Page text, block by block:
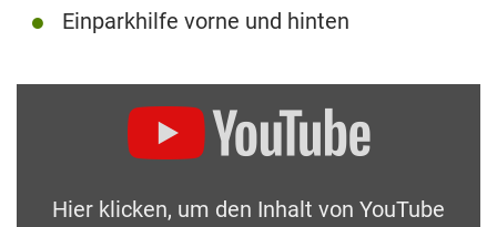
Einparkhilfe vorne und hinten
Hier klicken, um den Inhalt von YouTube